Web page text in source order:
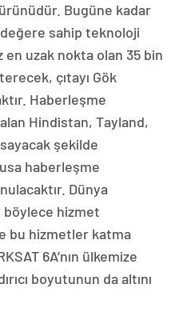
Bugüne kadar
sahip teknoloji
en uzak nokta olan 35 bin
çıtayı Gök
Haberleşme
Hindistan, Tayland,
şekilde
haberleşme
Dünya
böylece hizmet
bu hizmetler katma
6A’nın ülkemize
boyutunun da altını